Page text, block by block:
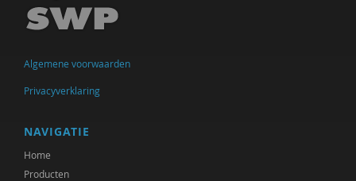
Marjon de Boer-Bruggink
Isolde De Groot
Isolde de Groot
Tryntsje de Groot
Sam de Nijs
Algemene voorwaarden
Privacyverklaring
NAVIGATIE
Home
Producten